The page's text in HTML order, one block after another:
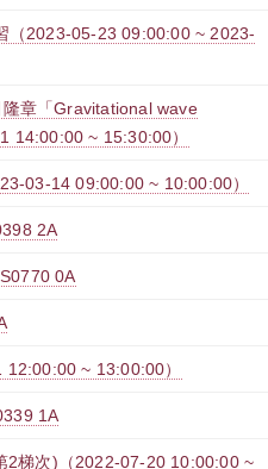
（2023-05-23 09:00:00 ~ 2023-
隆章「Gravitational wave
14:00:00 ~ 15:30:00）
03-14 09:00:00 ~ 10:00:00）
2A
0A
~ 13:00:00）
1A
2梯次)（2022-07-20 10:00:00 ~